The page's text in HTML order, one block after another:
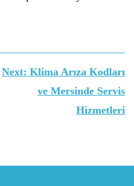
Next: Klima Arıza Kodları
ve Mersinde Servis
Hizmetleri